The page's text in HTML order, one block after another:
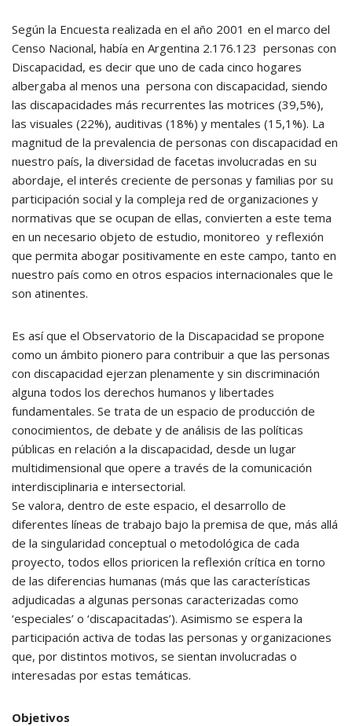
Según la Encuesta realizada en el año 2001 en el marco del
Censo Nacional, había en Argentina 2.176.123 personas con
Discapacidad, es decir que uno de cada cinco hogares
albergaba al menos una persona con discapacidad, siendo
las discapacidades más recurrentes las motrices (39,5%),
las visuales (22%), auditivas (18%) y mentales (15,1%). La
magnitud de la prevalencia de personas con discapacidad en
nuestro país, la diversidad de facetas involucradas en su
abordaje, el interés creciente de personas y familias por su
participación social y la compleja red de organizaciones y
normativas que se ocupan de ellas, convierten a este tema
en un necesario objeto de estudio, monitoreo y reflexión
que permita abogar positivamente en este campo, tanto en
nuestro país como en otros espacios internacionales que le
son atinentes.
Es así que el Observatorio de la Discapacidad se propone
como un ámbito pionero para contribuir a que las personas
con discapacidad ejerzan plenamente y sin discriminación
alguna todos los derechos humanos y libertades
fundamentales. Se trata de un espacio de producción de
conocimientos, de debate y de análisis de las políticas
públicas en relación a la discapacidad, desde un lugar
multidimensional que opere a través de la comunicación
interdisciplinaria e intersectorial.
Se valora, dentro de este espacio, el desarrollo de
diferentes líneas de trabajo bajo la premisa de que, más allá
de la singularidad conceptual o metodológica de cada
proyecto, todos ellos prioricen la reflexión crítica en torno
de las diferencias humanas (más que las características
adjudicadas a algunas personas caracterizadas como
‘especiales’ o ‘discapacitadas’). Asimismo se espera la
participación activa de todas las personas y organizaciones
que, por distintos motivos, se sientan involucradas o
interesadas por estas temáticas.
Objetivos